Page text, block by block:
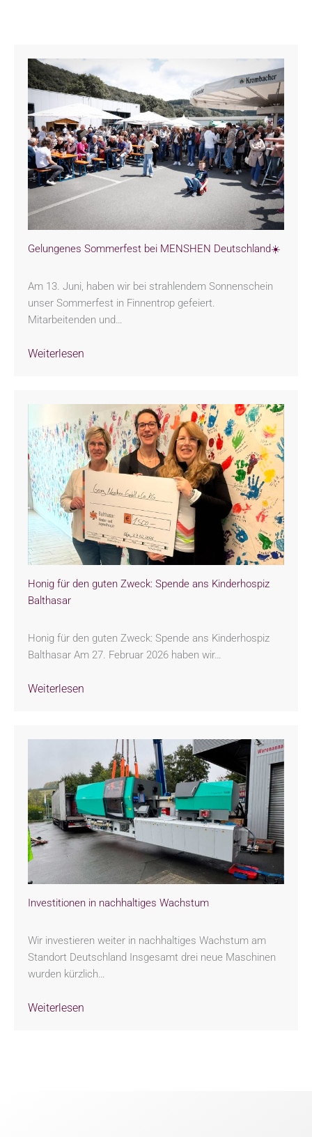
Gelungenes Sommerfest bei MENSHEN Deutschland☀️
Am 13. Juni, haben wir bei strahlendem Sonnenschein
unser Sommerfest in Finnentrop gefeiert.
Mitarbeitenden und…
Weiterlesen
Honig für den guten Zweck: Spende ans Kinderhospiz
Balthasar
Honig für den guten Zweck: Spende ans Kinderhospiz
Balthasar Am 27. Februar 2026 haben wir…
Weiterlesen
Investitionen in nachhaltiges Wachstum
Wir investieren weiter in nachhaltiges Wachstum am
Standort Deutschland Insgesamt drei neue Maschinen
wurden kürzlich…
Weiterlesen